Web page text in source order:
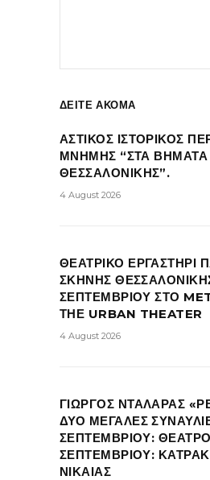
ΔΕΙΤΕ ΑΚΟΜΑ
ΑΣΤΙΚΟΣ ΙΣΤΟΡΙΚΟΣ
ΜΝΗΜΗΣ “ΣΤΑ ΒΗΜΑΤΑ
ΘΕΣΣΑΛΟΝΙΚΗΣ”.
4 August 2026
ΘΕΑΤΡΙΚΟ ΕΡΓΑΣΤΗΡΙ
ΣΚΗΝΗΣ
ΣΕΠΤΕΜΒΡΙΟΥ ΣΤΟ
ΤΗΕ URBAN THEATER
4 August 2026
ΓΙΩΡΓΟΣ ΝΤΑΛΑΡΑΣ
ΔΥΟ ΜΕΓΑΛΕΣ
ΣΕΠΤΕΜΒΡΙΟΥ:
ΣΕΠΤΕΜΒΡΙΟΥ:
ΝΙΚΑΙΑΣ